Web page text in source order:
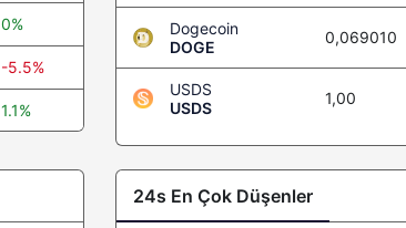
0%
-5.5%
1.1%
Dogecoin
DOGE
0,069010
USDS
USDS
1,00
24s En Çok Düşenler